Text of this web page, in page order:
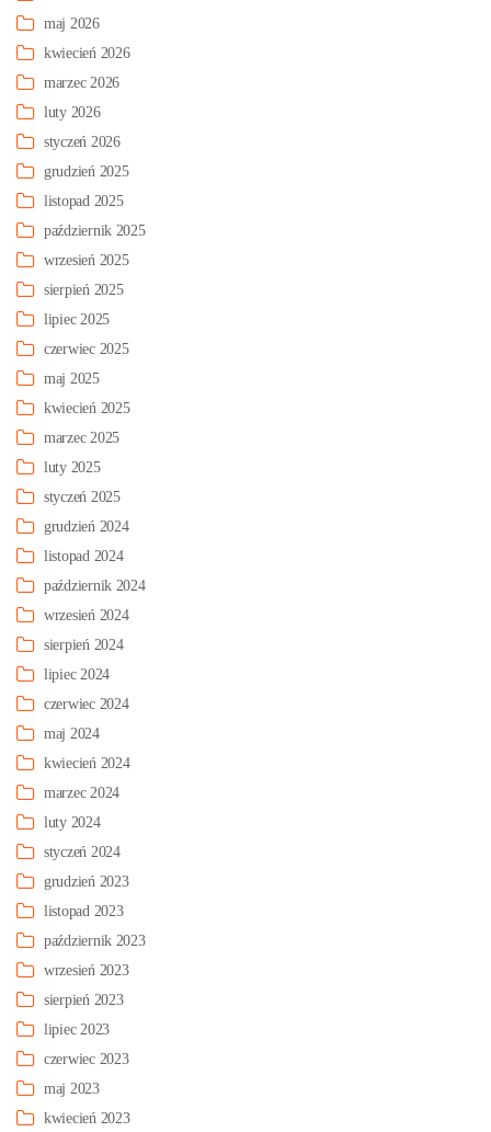
maj 2026
kwiecień 2026
marzec 2026
luty 2026
styczeń 2026
grudzień 2025
listopad 2025
październik 2025
wrzesień 2025
sierpień 2025
lipiec 2025
czerwiec 2025
maj 2025
kwiecień 2025
marzec 2025
luty 2025
styczeń 2025
grudzień 2024
listopad 2024
październik 2024
wrzesień 2024
sierpień 2024
lipiec 2024
czerwiec 2024
maj 2024
kwiecień 2024
marzec 2024
luty 2024
styczeń 2024
grudzień 2023
listopad 2023
październik 2023
wrzesień 2023
sierpień 2023
lipiec 2023
czerwiec 2023
maj 2023
kwiecień 2023